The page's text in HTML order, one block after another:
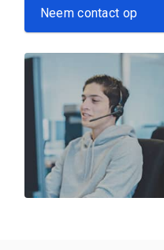
Neem contact op